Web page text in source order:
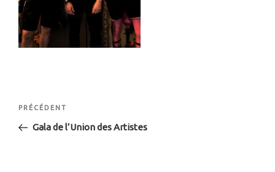
Navigation
l’article
Article
précédent
PRÉCÉDENT
Gala de l’Union des Artistes